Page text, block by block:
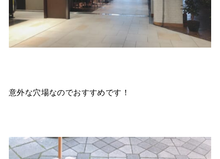
意外な穴場なのでおすすめです！